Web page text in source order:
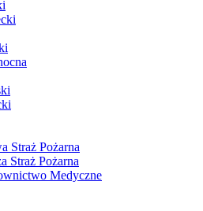
Straż Pożarna
Straż Pożarna
Medyczne